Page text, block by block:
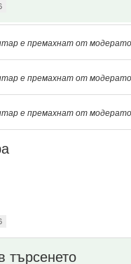
е премахнат от
е премахнат от
е премахнат от
търсенето